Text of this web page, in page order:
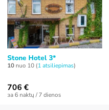
Stone Hotel 3*
10 nuo 10 (1 atsiliepimas)
706 €
за 6 naktų / 7 dienos